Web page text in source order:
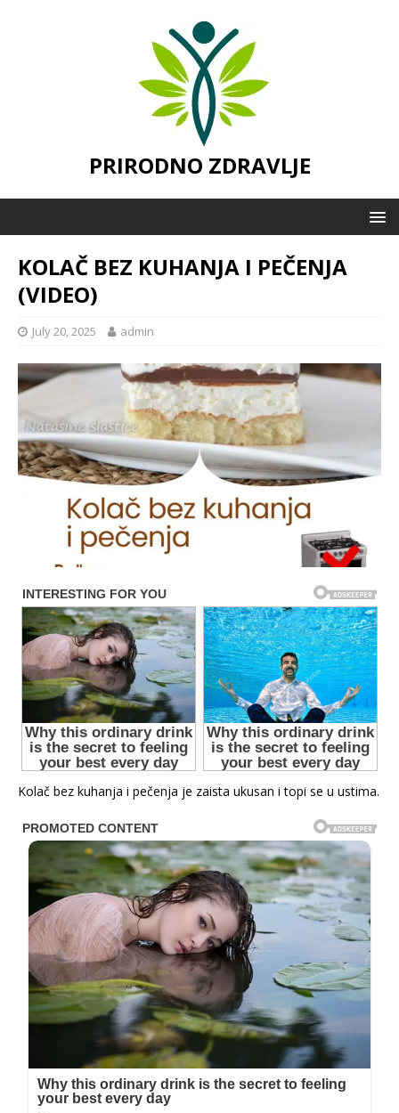
PRIRODNO ZDRAVLJE
KOLAČ BEZ KUHANJA I PEČENJA
(VIDEO)
July 20, 2025 admin
Kolač bez kuhanja i pečenja je zaista ukusan i topi se u ustima.